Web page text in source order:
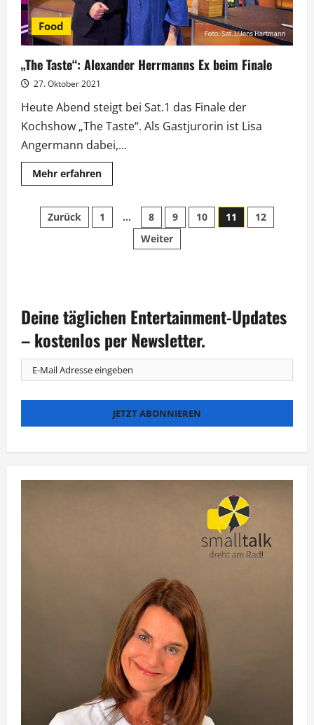
Food
„The Taste“: Alexander Herrmanns Ex beim Finale
27. Oktober 2021
Heute Abend steigt bei Sat.1 das Finale der
Kochshow „The Taste“. Als Gastjurorin ist Lisa
Angermann dabei,...
Mehr erfahrenMehr
Informationen
Taste“:
Alexander
Herrmanns
Seitennummerierung
Zurück 1 … 8 9 10 11
12
Weiter
Deine täglichen Entertainment-Updates
– kostenlos per Newsletter.